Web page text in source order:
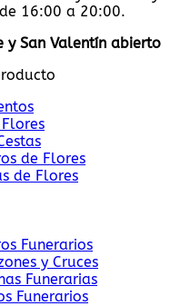
16:00 a 20:00.
y San Valentín abierto
de Flores
de Flores
Funerarios
y Cruces
Funerarias
Funerarios